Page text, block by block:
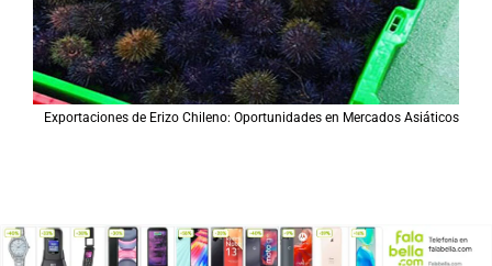
Exportaciones de Erizo Chileno: Oportunidades en Mercados Asiáticos